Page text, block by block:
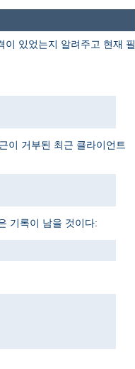
있었는지 알려주고 현재 필
이 거부된 최근 클라이언트
기록이 남을 것이다: